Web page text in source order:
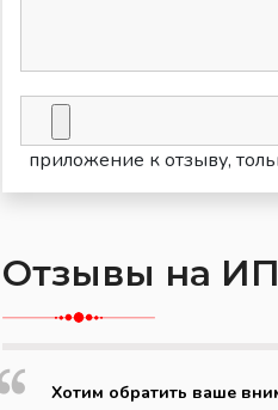
приложение к отзыву,
Отзывы на
Хотим обратить ваше